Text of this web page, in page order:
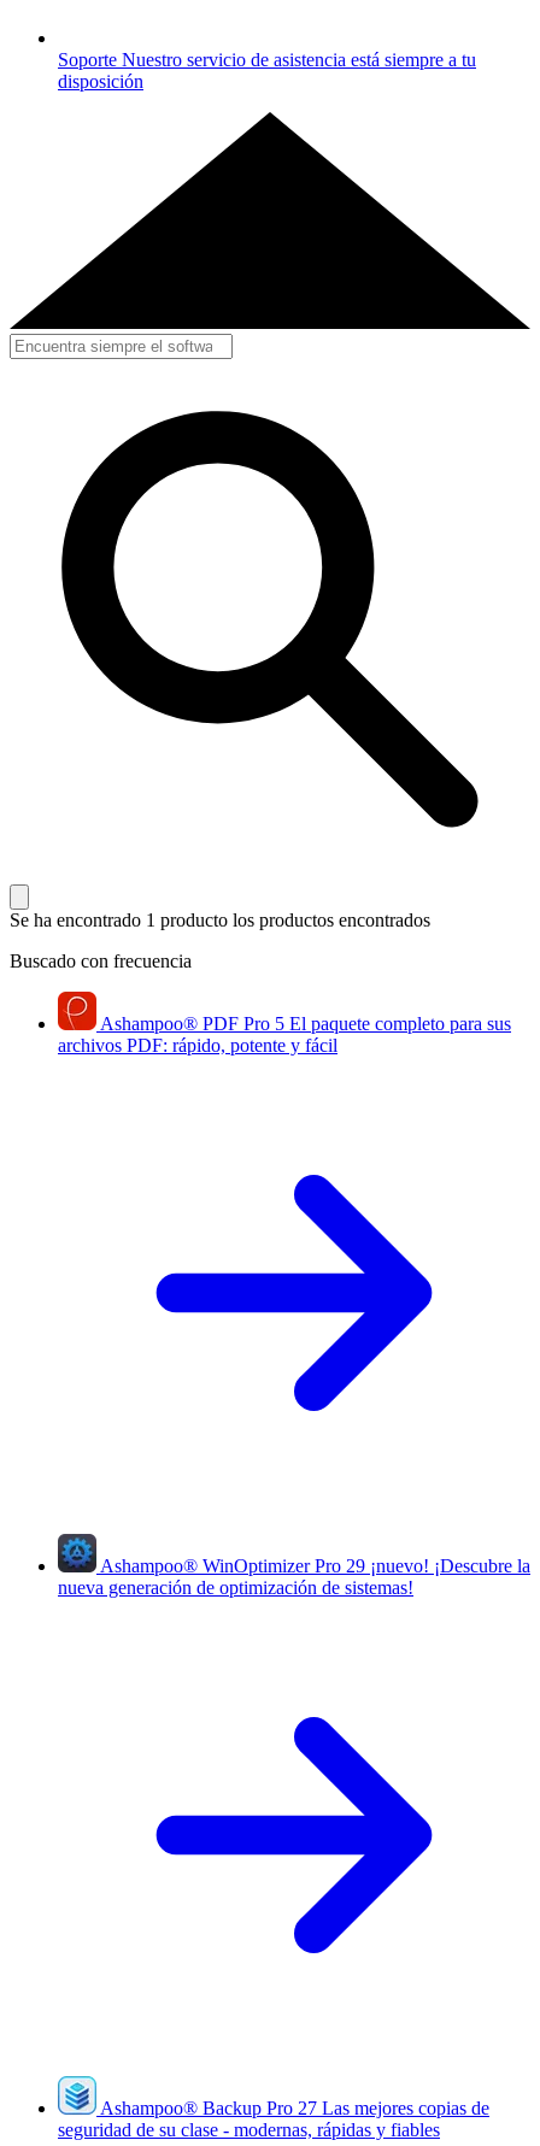
Soporte Nuestro servicio de asistencia está siempre a tu
disposición
Se ha encontrado 1 producto los productos encontrados
Buscado con frecuencia
Ashampoo® PDF Pro 5 El paquete completo para sus
archivos PDF: rápido, potente y fácil
Ashampoo® WinOptimizer Pro 29 ¡nuevo! ¡Descubre la
nueva generación de optimización de sistemas!
Ashampoo® Backup Pro 27 Las mejores copias de
seguridad de su clase - modernas, rápidas y fiables